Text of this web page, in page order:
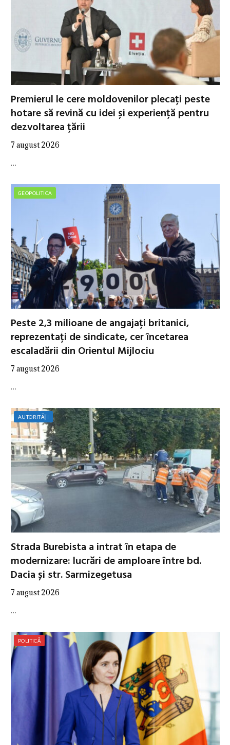
Premierul le cere moldovenilor plecați peste
hotare să revină cu idei și experiență pentru
dezvoltarea țării
7 august 2026
…
GEOPOLITICA
Peste 2,3 milioane de angajați britanici,
reprezentați de sindicate, cer încetarea
escaladării din Orientul Mijlociu
7 august 2026
…
AUTORITĂȚI
Strada Burebista a intrat în etapa de
modernizare: lucrări de amploare între bd.
Dacia și str. Sarmizegetusa
7 august 2026
…
POLITICĂ